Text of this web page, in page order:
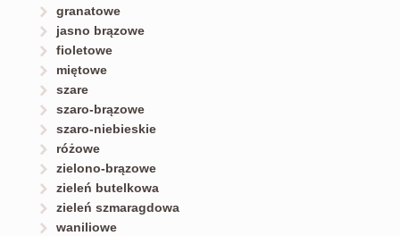
granatowe
jasno brązowe
fioletowe
miętowe
szare
szaro-brązowe
szaro-niebieskie
różowe
zielono-brązowe
zieleń butelkowa
zieleń szmaragdowa
waniliowe